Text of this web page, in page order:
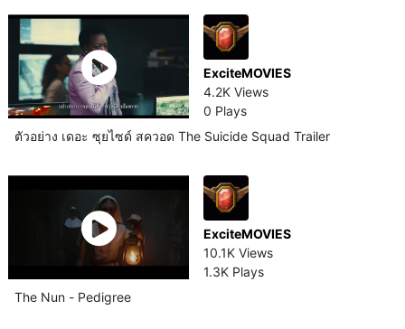
ExciteMOVIES
4.2K Views
0 Plays
ตัวอย่าง เดอะ ซุยไซด์ สควอด The Suicide Squad Trailer
ExciteMOVIES
10.1K Views
1.3K Plays
The Nun - Pedigree